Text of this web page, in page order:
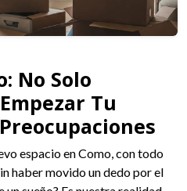
No Solo
Tu
espacio en Como, con todo
haber movido un dedo por el